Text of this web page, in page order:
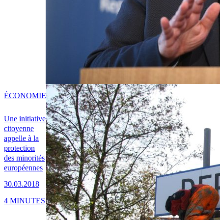
Une initiative
citoyenne
appelle à la
protection
des minorités
européennes
30.03.2018
ÉCONOMIE
4 MINUTES